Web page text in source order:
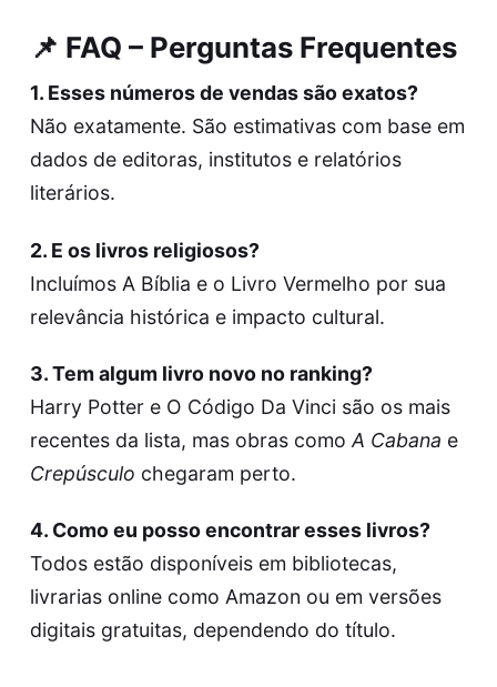
📌 FAQ – Perguntas Frequentes
1. Esses números de vendas são exatos?
Não exatamente. São estimativas com base em
dados de editoras, institutos e relatórios
literários.
2. E os livros religiosos?
Incluímos A Bíblia e o Livro Vermelho por sua
relevância histórica e impacto cultural.
3. Tem algum livro novo no ranking?
Harry Potter e O Código Da Vinci são os mais
recentes da lista, mas obras como A Cabana e
Crepúsculo chegaram perto.
4. Como eu posso encontrar esses livros?
Todos estão disponíveis em bibliotecas,
livrarias online como Amazon ou em versões
digitais gratuitas, dependendo do título.